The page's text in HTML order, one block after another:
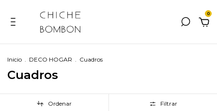
0
Inicio . DECO HOGAR . Cuadros
Cuadros
Ordenar Filtrar